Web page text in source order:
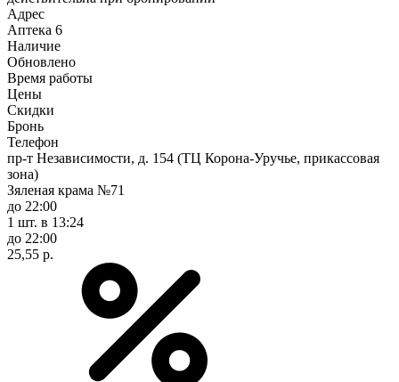
Адрес
Аптека 6
Наличие
Обновлено
Время работы
Цены
Скидки
Бронь
Телефон
пр-т Независимости, д. 154 (ТЦ Корона-Уручье, прикассовая
зона)
Зяленая крама №71
до 22:00
1 шт. в 13:24
до 22:00
25,55 р.